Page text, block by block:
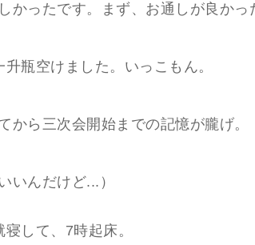
かったです。まず、お通しが良かっ
瓶空けました。いっこもん。
から三次会開始までの記憶が朧げ。
いんだけど...）
して、7時起床。